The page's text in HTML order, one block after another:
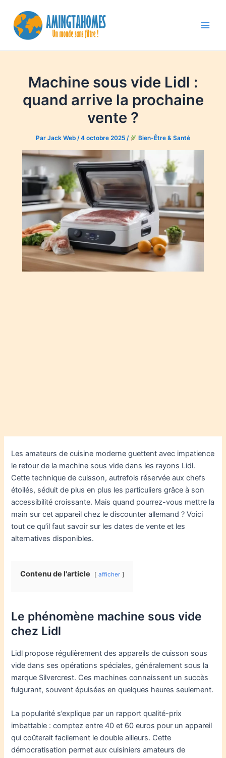
contenu
Machine sous vide Lidl :
quand arrive la prochaine
vente ?
Par Jack Web /4 octobre 2025 / Bien-Être & Santé
Les amateurs de cuisine moderne guettent avec impatience
le retour de la machine sous vide dans les rayons Lidl.
Cette technique de cuisson, autrefois réservée aux chefs
étoilés, séduit de plus en plus les particuliers grâce à son
accessibilité croissante. Mais quand pourrez-vous mettre la
main sur cet appareil chez le discounter allemand ? Voici
tout ce qu’il faut savoir sur les dates de vente et les
alternatives disponibles.
Contenu de l'article afficher
Le phénomène machine sous vide
chez Lidl
Lidl propose régulièrement des appareils de cuisson sous
vide dans ses opérations spéciales, généralement sous la
marque Silvercrest. Ces machines connaissent un succès
fulgurant, souvent épuisées en quelques heures seulement.
La popularité s’explique par un rapport qualité-prix
imbattable : comptez entre 40 et 60 euros pour un appareil
qui coûterait facilement le double ailleurs. Cette
démocratisation permet aux cuisiniers amateurs de